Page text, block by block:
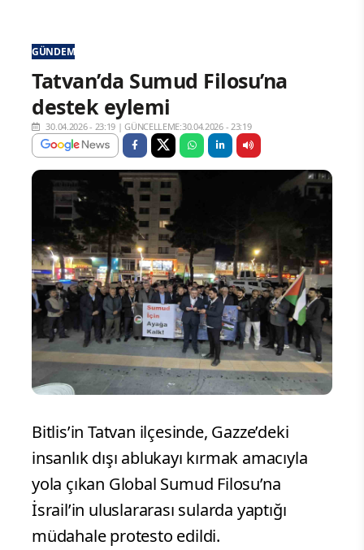
GÜNDEM
Tatvan’da Sumud Filosu’na
destek eylemi
30.04.2026 - 23:19 |GÜNCELLEME:30.04.2026 - 23:19
Bitlis’in Tatvan ilçesinde, Gazze’deki
insanlık dışı ablukayı kırmak amacıyla
yola çıkan Global Sumud Filosu’na
İsrail’in uluslararası sularda yaptığı
müdahale protesto edildi.